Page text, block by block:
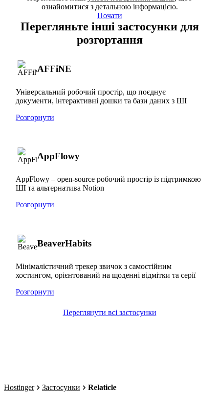
ознайомитися з детальною інформацією.
Почати
Перегляньте інші застосунки для
розгортання
AFFiNE
Універсальний робочий простір, що поєднує
документи, інтерактивні дошки та бази даних з ШІ
Розгорнути
AppFlowy
AppFlowy – open-source робочий простір із підтримкою
ШІ та альтернатива Notion
Розгорнути
BeaverHabits
Мінімалістичний трекер звичок з самостійним
хостингом, орієнтований на щоденні відмітки та серії
Розгорнути
Переглянути всі застосунки
Hostinger Застосунки Relaticle